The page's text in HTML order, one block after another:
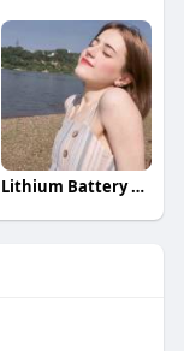
Lithium Battery Tools